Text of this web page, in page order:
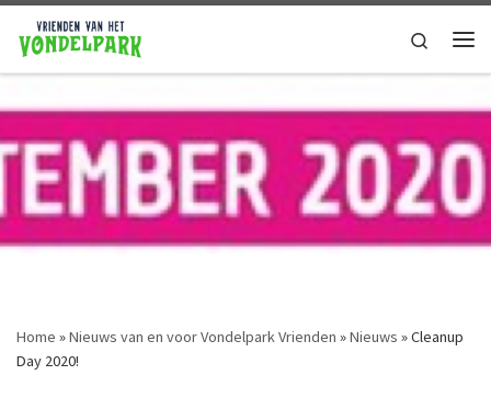
Ga naar de inhoud Search
Home »Nieuws van en voor Vondelpark Vrienden »Nieuws »Cleanup
Day 2020!